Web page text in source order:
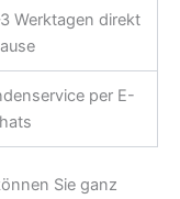
Werktagen direkt
per E-
Sie ganz